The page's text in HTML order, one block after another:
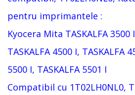
pentru imprimantele :
Kyocera Mita TASKALFA 3500
TASKALFA 4500 I, TASKALFA
5500 I, TASKALFA 5501 I
Compatibil cu 1T02LH0NL0,